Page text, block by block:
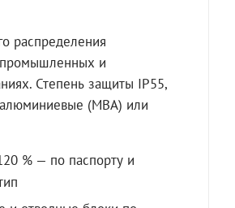
распределения
промышленных и
Степень защиты IP55,
(МВА) или
% — по паспорту и